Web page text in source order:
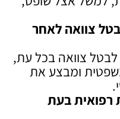
צוואה לאחר
לבטל צוואה בכל עת,
ומבצע את
רפואית בעת